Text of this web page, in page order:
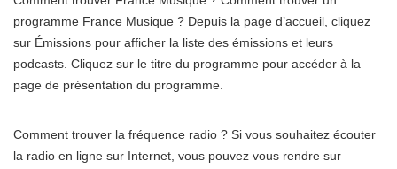
programme France Musique ? Depuis la page d’accueil, cliquez
sur Émissions pour afficher la liste des émissions et leurs
podcasts. Cliquez sur le titre du programme pour accéder à la
page de présentation du programme.
Comment trouver la fréquence radio ? Si vous souhaitez écouter
la radio en ligne sur Internet, vous pouvez vous rendre sur